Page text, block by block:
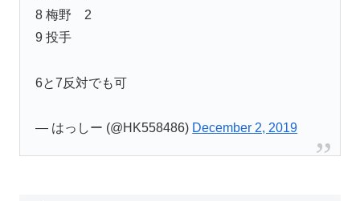
8 梅野 2
9 投手
6と7反対でも可
— はっしー (@HK558486) December 2, 2019